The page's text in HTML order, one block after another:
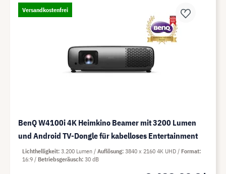
Versandkostenfrei
BenQ W4100i 4K Heimkino Beamer mit 3200 Lumen
und Android TV-Dongle für kabelloses Entertainment
Lichthelligkeit 3.200 Lumen Auflösung 3840 x 2160 4K UHD
Format
16:9
Betriebsgeräusch 30 dB